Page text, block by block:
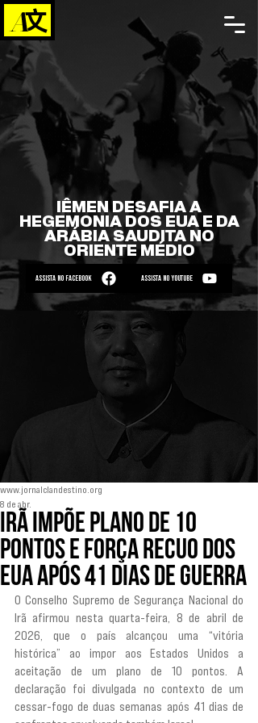
IÊMEN DESAFIA A
HEGEMONIA DOS EUA E DA
ARÁBIA SAUDITA NO
ORIENTE MÉDIO
ASSISTA NO FACEBOOK ASSISTA NO YOUTUBE
Irã impõe plano de 10
pontos e força recuo dos
EUA após 41 dias de guerra
www.jornalclandestino.org
8 de abr.
O Conselho Supremo de Segurança Nacional do
Irã afirmou nesta quarta-feira, 8 de abril de
2026, que o país alcançou uma “vitória
histórica” ao impor aos Estados Unidos a
aceitação de um plano de 10 pontos. A
declaração foi divulgada no contexto de um
cessar-fogo de duas semanas após 41 dias de